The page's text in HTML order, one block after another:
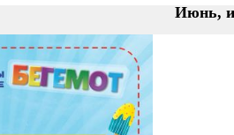
Июнь,